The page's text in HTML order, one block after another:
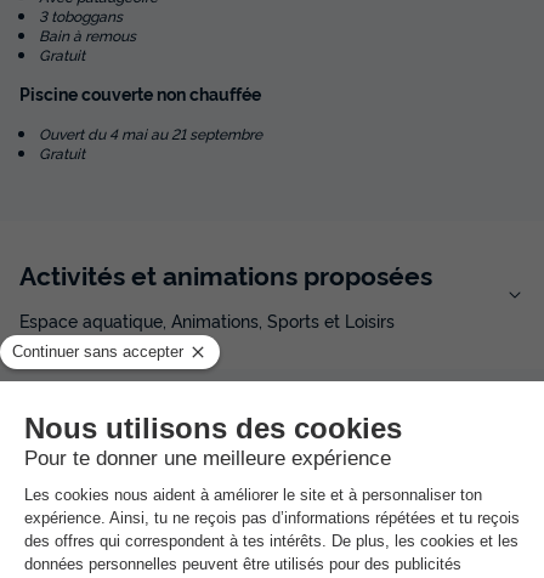
3 toboggans
Bain à remous
Gratuit
Piscine couverte non chauffée
Ouvert du 4 mai au 21 septembre
Gratuit
Activités et animations proposées
Espace aquatique, Animations, Sports et Loisirs
Services sur place et à proximité
Santé et Bien-être, Commerces et Restauration, Locations
et équipements, divers